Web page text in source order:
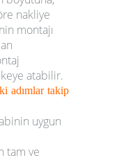
nakliye
montajı
atabilir.
adımlar takip
uygun
tam ve